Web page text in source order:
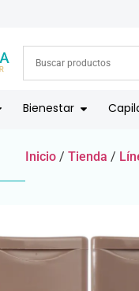
TODOS LOS
Bienestar
Inicio / Tienda /